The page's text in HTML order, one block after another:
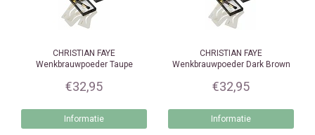
CHRISTIAN FAYE
Wenkbrauwpoeder Taupe
€32,95
Informatie
CHRISTIAN FAYE
Wenkbrauwpoeder Dark Brown
€32,95
Informatie